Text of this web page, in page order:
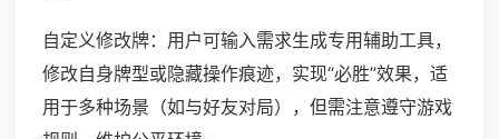
自定义修改牌：用户可输入需求生成专用辅助工具，
修改自身牌型或隐藏操作痕迹，实现“必胜”效果，适
用于多种场景（如与好友对局），但需注意遵守游戏